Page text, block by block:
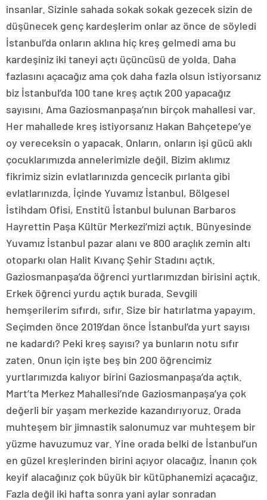
insanlar. Sizinle sahada sokak sokak gezecek sizin de
düşünecek genç kardeşlerim onlar az önce de söyledi
İstanbul’da onların aklına hiç kreş gelmedi ama bu
kardeşiniz iki taneyi açtı üçüncüsü de yolda. Daha
fazlasını açacağız ama çok daha fazla olsun istiyorsanız
biz İstanbul’da 100 tane kreş açtık 200 yapacağız
sayısını. Ama Gaziosmanpaşa’nın birçok mahallesi var.
Her mahallede kreş istiyorsanız Hakan Bahçetepe’ye
oy vereceksin o yapacak. Onların, onların işi gücü aklı
çocuklarımızda annelerimizle değil. Bizim aklımız
fikrimiz sizin evlatlarınızda gencecik pırlanta gibi
evlatlarınızda. İçinde Yuvamız İstanbul, Bölgesel
İstihdam Ofisi, Enstitü İstanbul bulunan Barbaros
Hayrettin Paşa Kültür Merkezi’mizi açtık. Bünyesinde
Yuvamız İstanbul pazar alanı ve 800 araçlık zemin altı
otoparkı olan Halit Kıvanç Şehir Stadını açtık.
Gaziosmanpaşa’da öğrenci yurtlarımızdan birisini açtık.
Erkek öğrenci yurdu açtık burada. Sevgili
hemşerilerim sıfırdı, sıfır. Size bir hatırlatma yapayım.
Seçimden önce 2019’dan önce İstanbul’da yurt sayısı
ne kadardı? Peki kreş sayısı? ya bunların notu sıfır
zaten. Onun için işte beş bin 200 öğrencimiz
yurtlarımızda kalıyor birini Gaziosmanpaşa’da açtık.
Mart’ta Merkez Mahallesi’nde Gaziosmanpaşa’ya çok
değerli bir yaşam merkezide kazandırıyoruz. Orada
muhteşem bir jimnastik salonumuz var muhteşem bir
yüzme havuzumuz var. Yine orada belki de İstanbul’un
en güzel kreşlerinden birini açıyor olacağız. İnanın çok
keyif alacağınız çok büyük bir kütüphanemizi açacağız.
Fazla değil iki hafta sonra yani aylar sonradan